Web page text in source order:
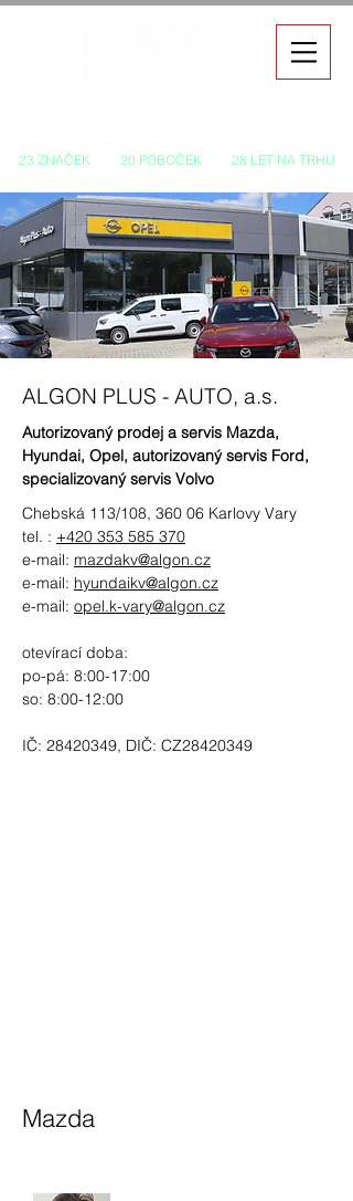
23 ZNAČEK 20 POBOČEK 28 LET NA TRHU
ALGON PLUS - AUTO, a.s.
Autorizovaný prodej a servis Mazda,
Hyundai, Opel, autorizovaný servis Ford,
specializovaný servis Volvo
Chebská 113/108, 360 06 Karlovy Vary
tel. : +420 353 585 370
e-mail: mazdakv@algon.cz
e-mail: hyundaikv@algon.cz
e-mail: opel.k-vary@algon.cz
otevírací doba:
po-pá: 8:00-17:00
so: 8:00-12:00
IČ: 28420349, DIČ: CZ28420349
Mazda